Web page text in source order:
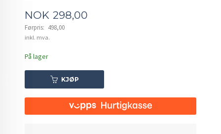
Tilbud
NOK 298,00
Førpris: 498,00
Rabatt
inkl. mva.
På lager
KJØP